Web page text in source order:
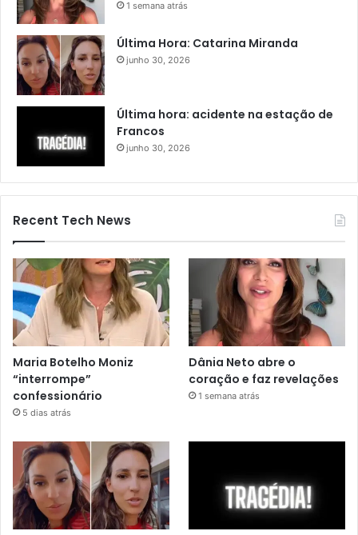
1 semana atrás
Última Hora: Catarina Miranda
junho 30, 2026
Última hora: acidente na estação de
Francos
junho 30, 2026
Recent Tech News
Maria Botelho Moniz
“interrompe”
confessionário
5 dias atrás
Dânia Neto abre o
coração e faz revelações
1 semana atrás